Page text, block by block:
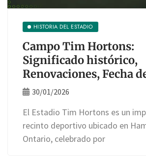
HISTORIA DEL ESTADIO
Campo Tim Hortons:
Significado histórico,
Renovaciones, Fecha
30/01/2026
El Estadio Tim Hortons es un
recinto deportivo ubicado en
Ontario, celebrado por